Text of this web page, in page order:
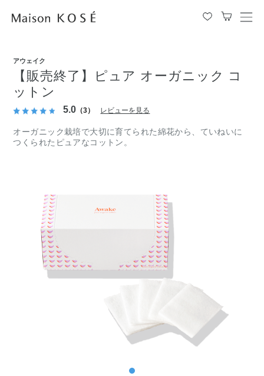
メ
アウェイク
【販売終了】ピュア オーガニック コ
ットン
5.0 （3） レビューを見る
オーガニック栽培で大切に育てられた綿花から、ていねいに
つくられたピュアなコットン。